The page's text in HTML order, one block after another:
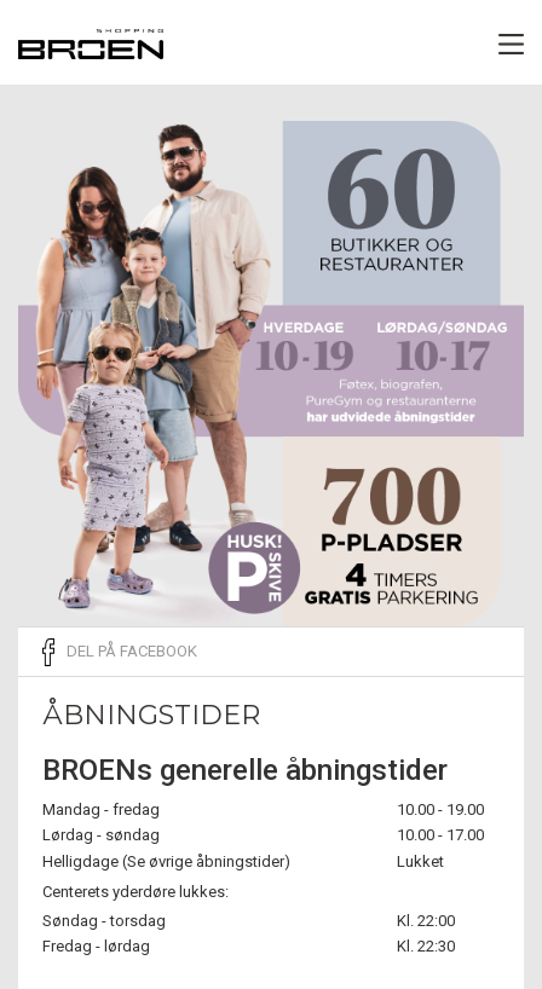
DEL PÅ FACEBOOK
ÅBNINGSTIDER
BROENs generelle åbningstider
Mandag - fredag
10.00 - 19.00
Lørdag - søndag
10.00 - 17.00
Helligdage (Se øvrige åbningstider)
Lukket
Centerets yderdøre lukkes:
Søndag - torsdag
Kl. 22:00
Fredag - lørdag
Kl. 22:30